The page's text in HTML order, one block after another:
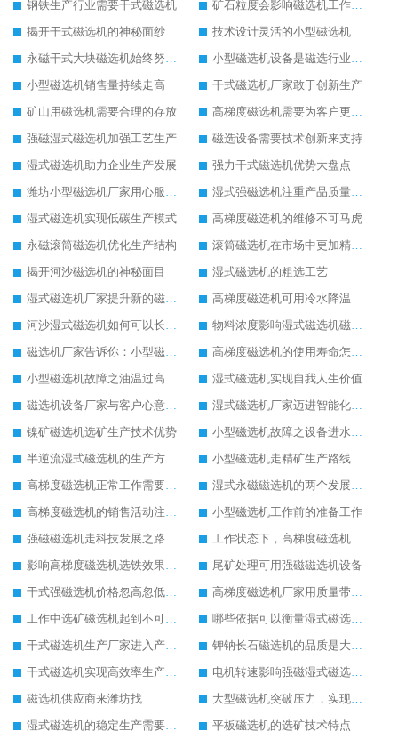
钢铁生产行业需要干式磁选机
矿石粒度会影响磁选机工作效果
揭开干式磁选机的神秘面纱
技术设计灵活的小型磁选机
永磁干式大块磁选机始终努力发展
小型磁选机设备是磁选行业的标兵设备
小型磁选机销售量持续走高
干式磁选机厂家敢于创新生产
矿山用磁选机需要合理的存放
高梯度磁选机需要为客户更好服务
强磁湿式磁选机加强工艺生产
磁选设备需要技术创新来支持
湿式磁选机助力企业生产发展
强力干式磁选机优势大盘点
潍坊小型磁选机厂家用心服务客户
湿式强磁选机注重产品质量提升
湿式磁选机实现低碳生产模式
高梯度磁选机的维修不可马虎
永磁滚筒磁选机优化生产结构
滚筒磁选机在市场中更加精彩发展
揭开河沙磁选机的神秘面目
湿式磁选机的粗选工艺
湿式磁选机厂家提升新的磁选工艺
高梯度磁选机可用冷水降温
河沙湿式磁选机如何可以长久使用
物料浓度影响湿式磁选机磁选效果
磁选机厂家告诉你：小型磁选机多少钱
高梯度磁选机的使用寿命怎么延长
小型磁选机故障之油温过高解决方法
湿式磁选机实现自我人生价值
磁选机设备厂家与客户心意相通
湿式磁选机厂家迈进智能化生产行列
镍矿磁选机选矿生产技术优势
小型磁选机故障之设备进水处理方法
半逆流湿式磁选机的生产方式有待改进
小型磁选机走精矿生产路线
高梯度磁选机正常工作需要操作人员用心观察
湿式永磁磁选机的两个发展方向
高梯度磁选机的销售活动注意事项
小型磁选机工作前的准备工作
强磁磁选机走科技发展之路
工作状态下，高梯度磁选机进水怎么办
影响高梯度磁选机选铁效果高低的因素
尾矿处理可用强磁磁选机设备
干式强磁选机价格忽高忽低的原因
高梯度磁选机厂家用质量带动生产
工作中选矿磁选机起到不可替代的作用
哪些依据可以衡量湿式磁选机工作效果
干式磁选机生产厂家进入产业创新阶段
钾钠长石磁选机的品质是大家认可的
干式磁选机实现高效率生产形式
电机转速影响强磁湿式磁选机工作效率
磁选机供应商来潍坊找
大型磁选机突破压力，实现飞跃发展
湿式磁选机的稳定生产需要做好日常保养工作
平板磁选机的选矿技术特点